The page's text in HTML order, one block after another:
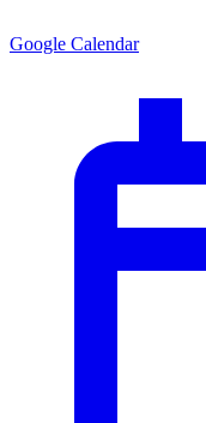
Google Calendar